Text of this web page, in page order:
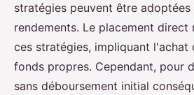
stratégies peuvent être
rendements. Le placement direct
ces stratégies, impliquant l'achat
fonds propres. Cependant, pour
sans déboursement initial